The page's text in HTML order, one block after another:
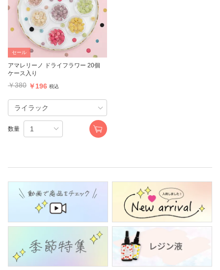
セール
アマレリーノ ドライフラワー 20個
ケース入り
￥380 ￥196 税込
数量